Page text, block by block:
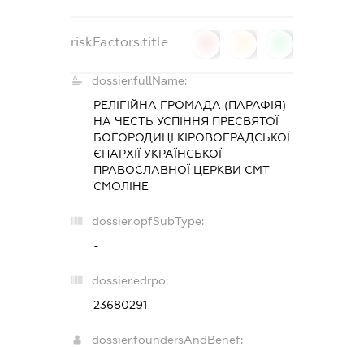
riskFactors.title
dossier.fullName:
РЕЛІГІЙНА ГРОМАДА (ПАРАФІЯ)
НА ЧЕСТЬ УСПІННЯ ПРЕСВЯТОЇ
БОГОРОДИЦІ КІРОВОГРАДСЬКОЇ
ЄПАРХІЇ УКРАЇНСЬКОЇ
ПРАВОСЛАВНОЇ ЦЕРКВИ СМТ
СМОЛІНЕ
dossier.opfSubType:
-
dossier.edrpo:
23680291
dossier.foundersAndBenef: